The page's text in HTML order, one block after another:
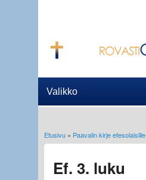
Olet täällä
Etusivu» Paavalin kirje efesolaisille
Ef. 3. luku